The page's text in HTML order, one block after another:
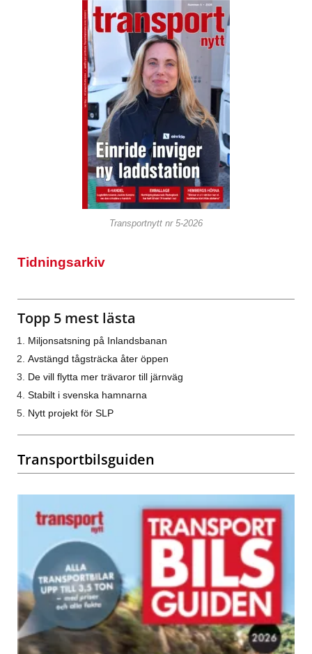
Transportnytt nr 5-2026
Tidningsarkiv
Topp 5 mest lästa
Miljonsatsning på Inlandsbanan
Avstängd tågsträcka åter öppen
De vill flytta mer trävaror till järnväg
Stabilt i svenska hamnarna
Nytt projekt för SLP
Transportbilsguiden